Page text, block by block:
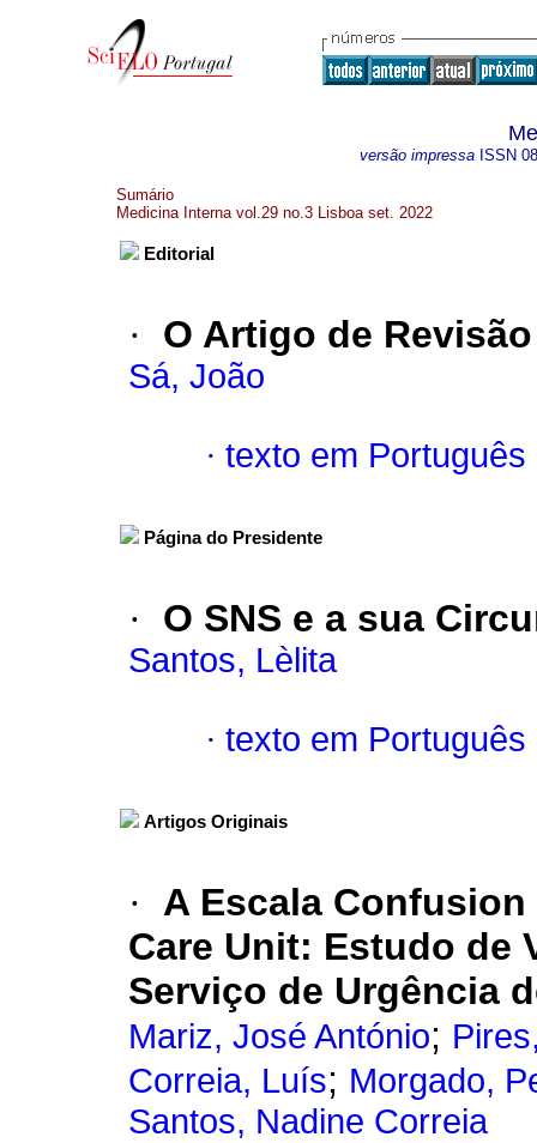
versão impressa ISSN
Sumário
Medicina Interna vol.29 no.3 Lisboa set. 2022
Editorial
· O Artigo de Revisão
Sá, João
· texto em Português
Página do Presidente
· O SNS e a sua
Santos, Lèlita
· texto em Português
Artigos Originais
·
A Escala
Care Unit: Estudo de
Serviço de Urgência
Mariz, José António;
Correia, Luís; Morgado,
Santos, Nadine Correia